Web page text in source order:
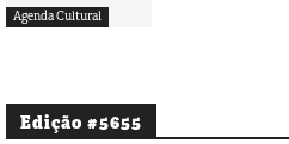
Agenda Cultural
Edição #5655